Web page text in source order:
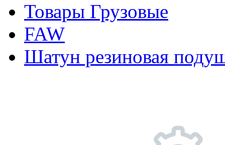
Товары Грузовые
FAW
Шатун резиновая